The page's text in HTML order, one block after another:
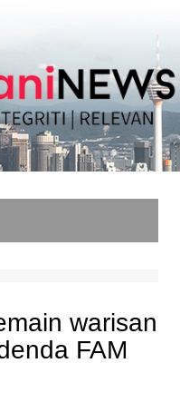
warisan
FAM